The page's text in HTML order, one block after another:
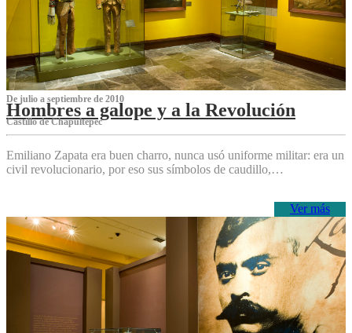
De julio a septiembre de 2010
Hombres a galope y a la Revolución
Castillo de Chapultepec
Emiliano Zapata era buen charro, nunca usó uniforme militar: era un
civil revolucionario, por eso sus símbolos de caudillo,…
Ver más